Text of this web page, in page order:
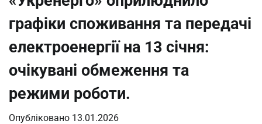
графіки споживання та передачі
електроенергії на 13 січня:
очікувані обмеження та
режими роботи.
Опубліковано 13.01.2026